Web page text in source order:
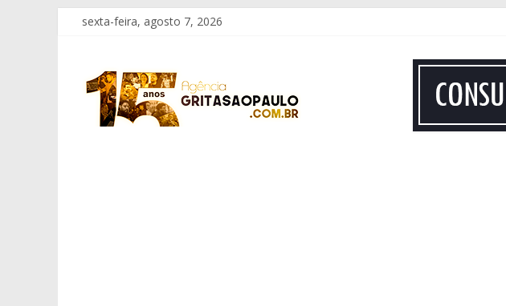
Pular
conteúdo
sexta-feira, agosto 7, 2026
Grita
São